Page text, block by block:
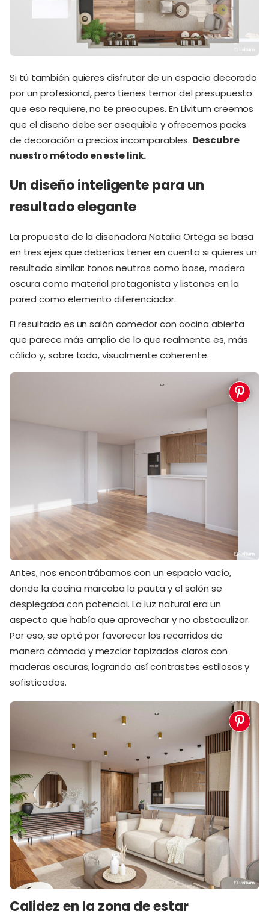
Si tú también quieres disfrutar de un espacio decorado
por un profesional, pero tienes temor del presupuesto
que eso requiere, no te preocupes. En Livitum creemos
que el diseño debe ser asequible y ofrecemos packs
de decoración a precios incomparables. Descubre
nuestro método en este link.
Un diseño inteligente para un
resultado elegante
La propuesta de la diseñadora Natalia Ortega se basa
en tres ejes que deberías tener en cuenta si quieres un
resultado similar: tonos neutros como base, madera
oscura como material protagonista y listones en la
pared como elemento diferenciador.
El resultado es un salón comedor con cocina abierta
que parece más amplio de lo que realmente es, más
cálido y, sobre todo, visualmente coherente.
Antes, nos encontrábamos con un espacio vacío,
donde la cocina marcaba la pauta y el salón se
desplegaba con potencial. La luz natural era un
aspecto que había que aprovechar y no obstaculizar.
Por eso, se optó por favorecer los recorridos de
manera cómoda y mezclar tapizados claros con
maderas oscuras, logrando así contrastes estilosos y
sofisticados.
Calidez en la zona de estar